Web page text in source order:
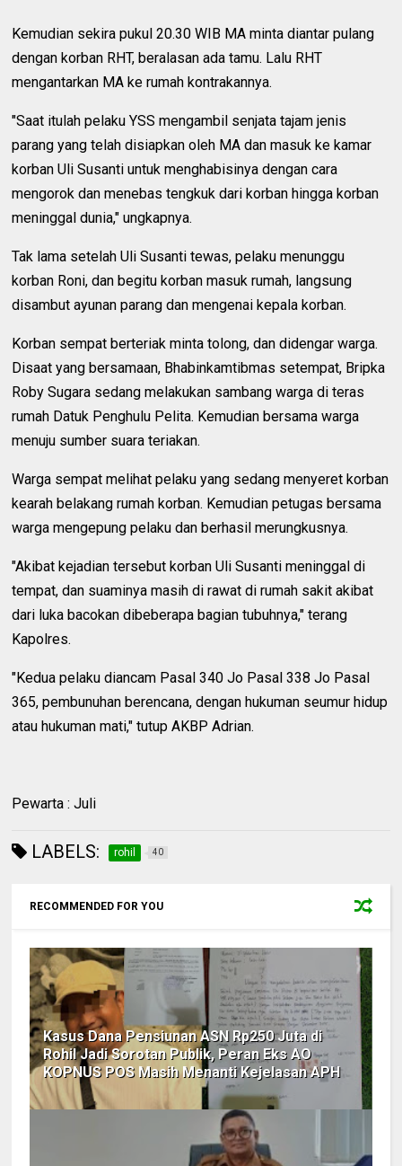
Kemudian sekira pukul 20.30 WIB MA minta diantar pulang
dengan korban RHT, beralasan ada tamu. Lalu RHT
mengantarkan MA ke rumah kontrakannya.
"Saat itulah pelaku YSS mengambil senjata tajam jenis
parang yang telah disiapkan oleh MA dan masuk ke kamar
korban Uli Susanti untuk menghabisinya dengan cara
mengorok dan menebas tengkuk dari korban hingga korban
meninggal dunia," ungkapnya.
Tak lama setelah Uli Susanti tewas, pelaku menunggu
korban Roni, dan begitu korban masuk rumah, langsung
disambut ayunan parang dan mengenai kepala korban.
Korban sempat berteriak minta tolong, dan didengar warga.
Disaat yang bersamaan, Bhabinkamtibmas setempat, Bripka
Roby Sugara sedang melakukan sambang warga di teras
rumah Datuk Penghulu Pelita. Kemudian bersama warga
menuju sumber suara teriakan.
Warga sempat melihat pelaku yang sedang menyeret korban
kearah belakang rumah korban. Kemudian petugas bersama
warga mengepung pelaku dan berhasil merungkusnya.
"Akibat kejadian tersebut korban Uli Susanti meninggal di
tempat, dan suaminya masih di rawat di rumah sakit akibat
dari luka bacokan dibeberapa bagian tubuhnya," terang
Kapolres.
"Kedua pelaku diancam Pasal 340 Jo Pasal 338 Jo Pasal
365, pembunuhan berencana, dengan hukuman seumur hidup
atau hukuman mati," tutup AKBP Adrian.
Pewarta : Juli
LABELS: rohil 40
RECOMMENDED FOR YOU
Kasus Dana Pensiunan ASN Rp250 Juta di
Rohil Jadi Sorotan Publik, Peran Eks AO
KOPNUS POS Masih Menanti Kejelasan APH